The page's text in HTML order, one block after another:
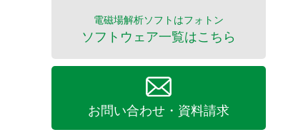
電磁場解析ソフトはフォトン
ソフトウェア一覧はこちら
お問い合わせ・資料請求